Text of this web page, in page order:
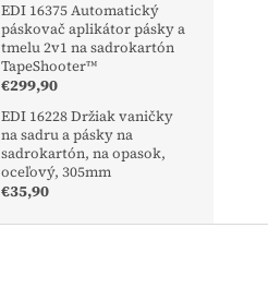
EDI 16375 Automatický
páskovač aplikátor pásky a
tmelu 2v1 na sadrokartón
TapeShooter™
€299,90
EDI 16228 Držiak vaničky
na sadru a pásky na
sadrokartón, na opasok,
oceľový, 305mm
€35,90